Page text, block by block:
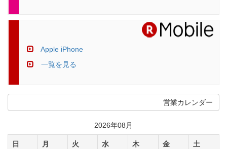
Apple iPhone
一覧を見る
営業カレンダー
2026年08月
日 月 火 水 木 金 土